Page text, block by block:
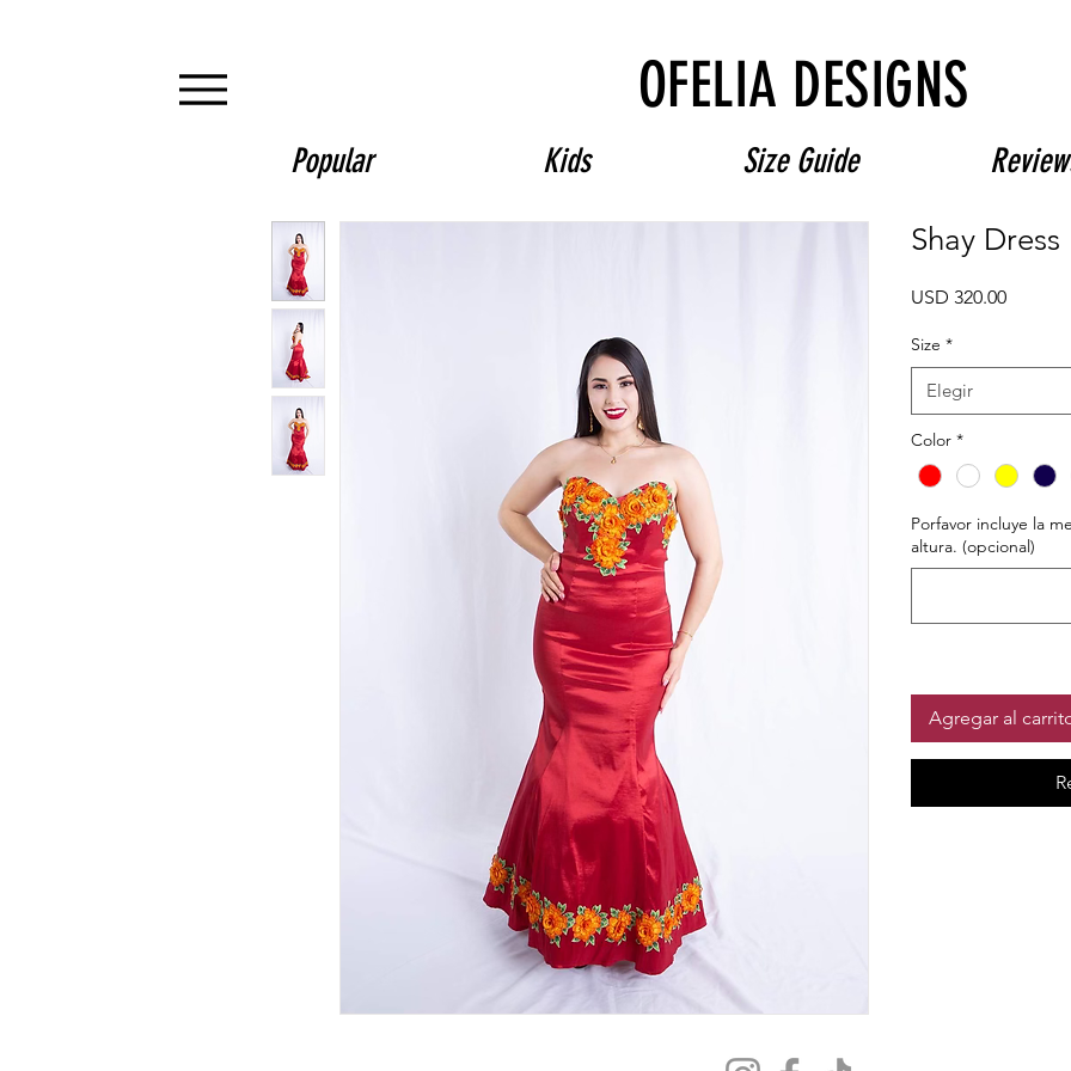
OFELIA DESIGNS
Popular Kids Size Guide
Shay Dress
USD 320.00Precio
Size *
Elegir
Color *
Porfavor incluye la
altura. (opcional)
Agregar al